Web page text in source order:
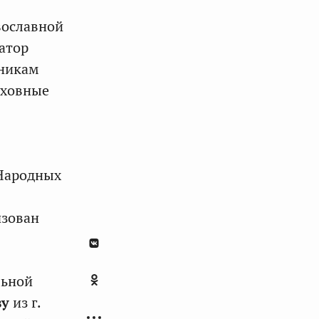
из г.